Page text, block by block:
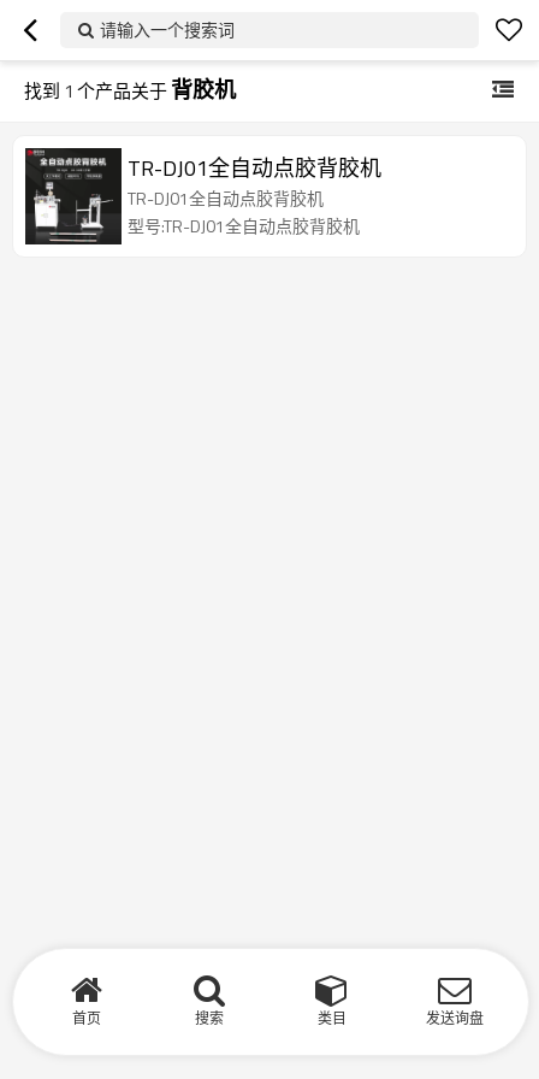
请输入一个搜索词
找到 1 个产品关于背胶机
TR-DJ01全自动点胶背胶机
TR-DJ01全自动点胶背胶机
型号:TR-DJ01全自动点胶背胶机
首页 搜索 类目 发送询盘